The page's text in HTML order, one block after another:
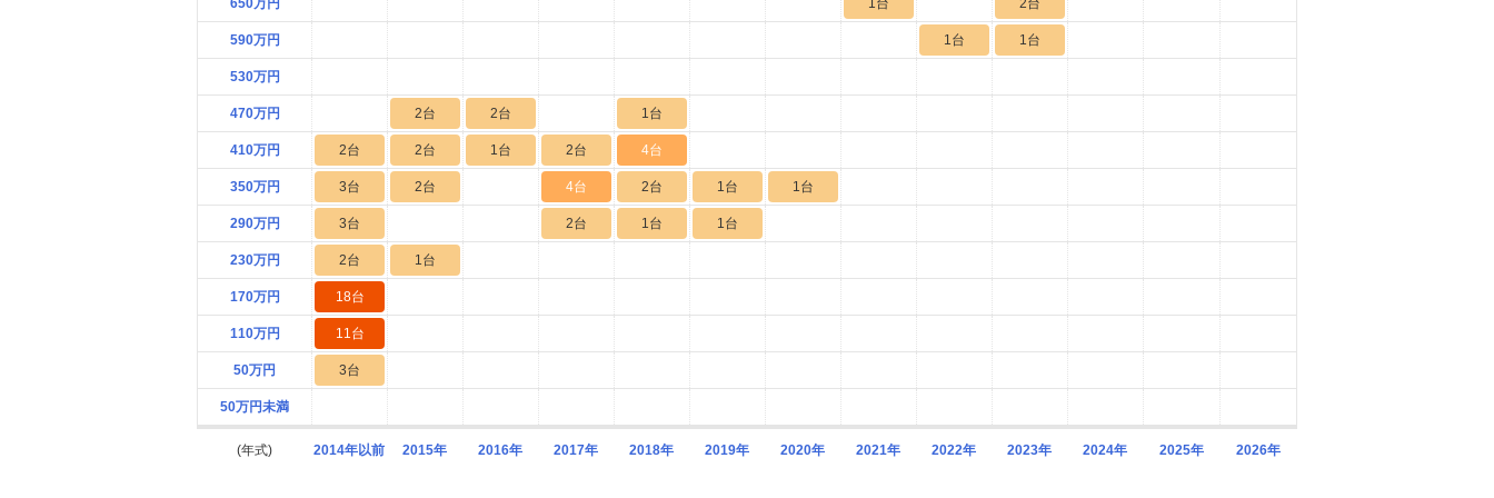
650万円 1台 2台
590万円 1台 1台
530万円
470万円 2台 2台 1台
410万円 2台 2台 1台 2台 4台
350万円 3台 2台 4台 2台 1台 1台
290万円 3台 2台 1台 1台
230万円 2台 1台
170万円 18台
110万円 11台
50万円 3台
50万円未満
(年式) 2014年以前 2015年 2016年 2017年 2018年 2019年 2020年 2021年 2022年 2023年 2024年 2025年 2026年